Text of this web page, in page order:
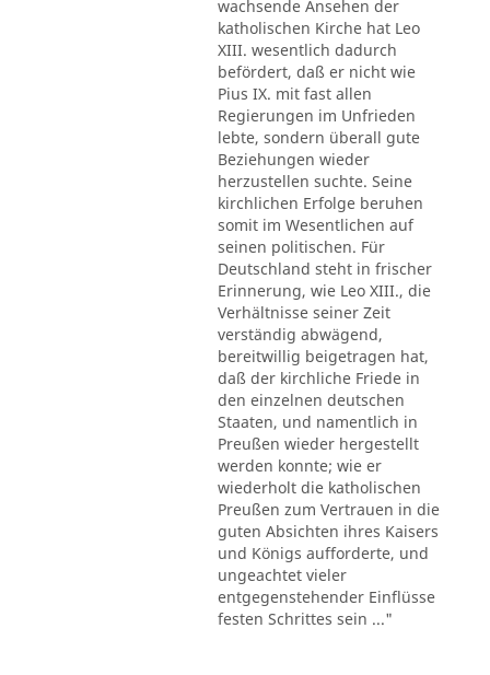
wachsende Ansehen der
katholischen Kirche hat Leo
XIII. wesentlich dadurch
befördert, daß er nicht wie
Pius IX. mit fast allen
Regierungen im Unfrieden
lebte, sondern überall gute
Beziehungen wieder
herzustellen suchte. Seine
kirchlichen Erfolge beruhen
somit im Wesentlichen auf
seinen politischen. Für
Deutschland steht in frischer
Erinnerung, wie Leo XIII., die
Verhältnisse seiner Zeit
verständig abwägend,
bereitwillig beigetragen hat,
daß der kirchliche Friede in
den einzelnen deutschen
Staaten, und namentlich in
Preußen wieder hergestellt
werden konnte; wie er
wiederholt die katholischen
Preußen zum Vertrauen in die
guten Absichten ihres Kaisers
und Königs aufforderte, und
ungeachtet vieler
entgegenstehender Einflüsse
festen Schrittes sein ..."